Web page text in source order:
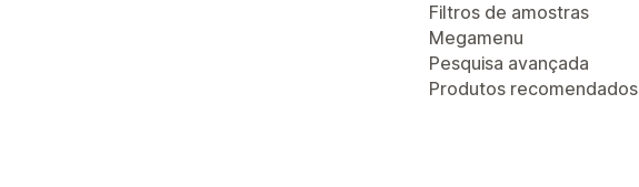
Filtros de amostras
Megamenu
Pesquisa avançada
Produtos recomendados